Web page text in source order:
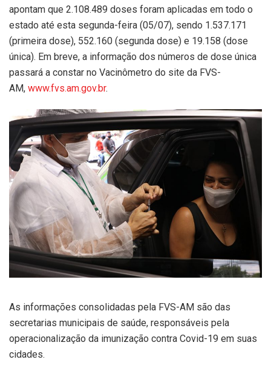
apontam que 2.108.489 doses foram aplicadas em todo o
estado até esta segunda-feira (05/07), sendo 1.537.171
(primeira dose), 552.160 (segunda dose) e 19.158 (dose
única). Em breve, a informação dos números de dose única
passará a constar no Vacinômetro do site da FVS-
AM, www.fvs.am.gov.br.
As informações consolidadas pela FVS-AM são das
secretarias municipais de saúde, responsáveis pela
operacionalização da imunização contra Covid-19 em suas
cidades.